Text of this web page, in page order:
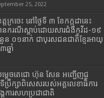
25, 2022
ត្តក្រចេះ នៅថ្ងៃទី ៣ ខែកក្កដានេះ
នករណីស្លាប់ដោយសារជំងឺកូវីដ-១៩
ន ០១នាក់ ជាបុរសជនជាតិខ្មែរអាយុ
ឆ្នាំ
តេចតេជោ ហ៊ុន សែន អញ្ជើញជួ
ប្រឹក្សាពិសេសរបស់អគ្គលេខាធិការ
គការសហប្រជាជាតិ